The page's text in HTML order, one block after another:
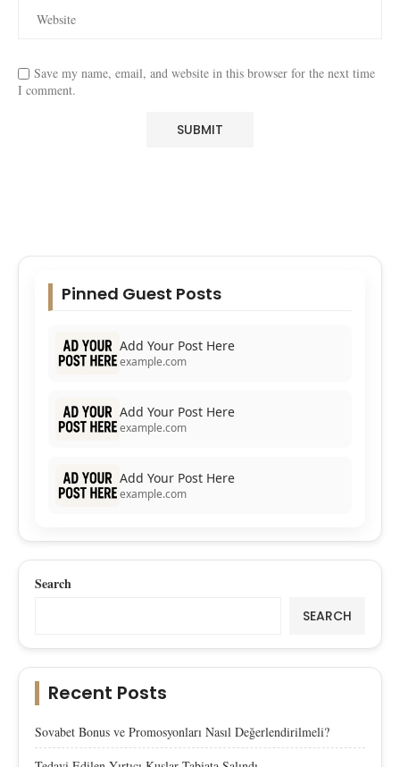
Save my name, email, and website in this browser for the next time
I comment.
Pinned Guest Posts
Add Your Post Here
example.com
Add Your Post Here
example.com
Add Your Post Here
example.com
Search
SEARCH
Recent Posts
Sovabet Bonus ve Promosyonları Nasıl Değerlendirilmeli?